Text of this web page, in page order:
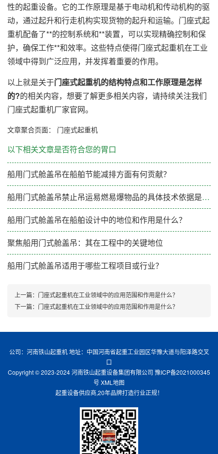
性的起重设备。它的工作原理是基于电动机和传动机构的驱
动，通过起升和行走机构实现货物的起升和运输。门座式起
重机配备了**的控制系统和**装置，可以实现精确控制和保
护，确保工作**和效率。这些特点使得门座式起重机在工业
领域中得到广泛应用，并发挥着重要的作用。
以上就是关于门座式起重机的结构特点和工作原理是怎样
的?的相关内容，想要了解更多相关内容，请持续关注我们
门座式起重机厂家官网。
文章聚合页面： 门座式起重机
以下相关文章是否符合您的胃口
船用门式舱盖吊在船舶节能减排方面有何贡献？
船用门式舱盖吊禁止吊运易燃易爆物品的具体技术依据是什么?
船用门式舱盖吊在船舶设计中的地位和作用是什么？
聚焦船用门式舱盖吊：其在工程中的关键地位
船用门式舱盖吊适用于哪些工程项目或行业？
上一篇： 门座式起重机在工业领域中的应用范围和作用是什么？
下一篇： 门座式起重机在工业领域中的应用范围和作用是什么？
公司：河南铁山起重机 地址：中国河南省起重工业园区华豫大道与阳泽路交叉
口
Copyright © 2023-2024 河南铁山起重设备集团有限公司 豫ICP备2021000345
号XML地图
起重设备供应商,20年品牌打造行业正规！